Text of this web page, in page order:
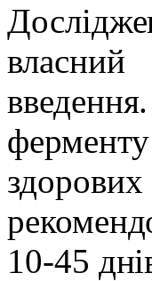
власний
10-45